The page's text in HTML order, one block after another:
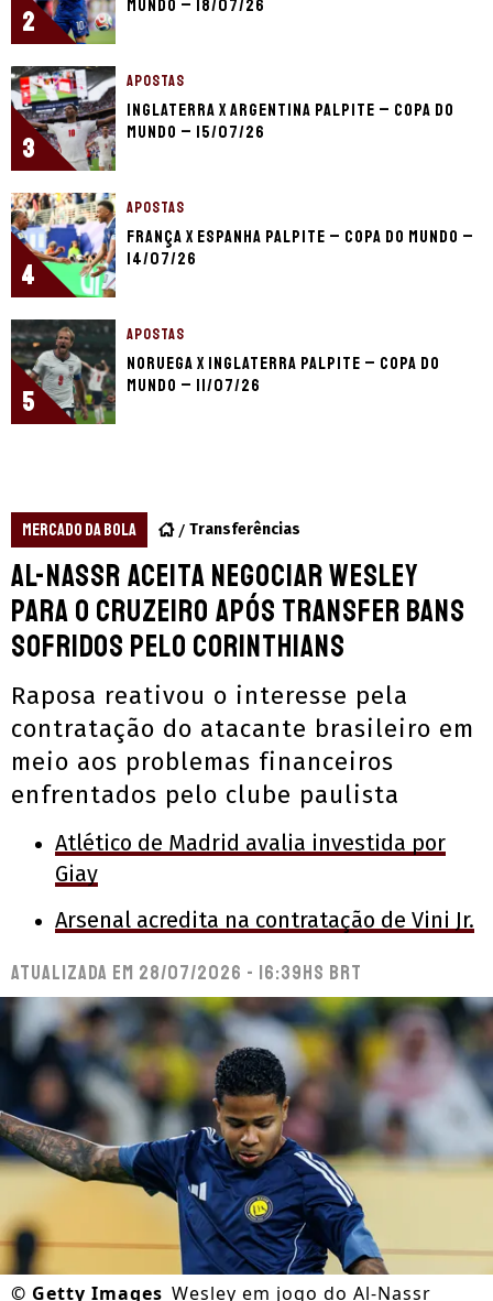
2
Mundo – 18/07/26
3
APOSTAS
Inglaterra x Argentina palpite – Copa do
Mundo – 15/07/26
4
APOSTAS
França x Espanha palpite – Copa do Mundo –
14/07/26
5
APOSTAS
Noruega x Inglaterra palpite – Copa do
Mundo – 11/07/26
MERCADO DA BOLA Transferências
Al-Nassr aceita negociar Wesley
para o Cruzeiro após transfer bans
sofridos pelo Corinthians
Raposa reativou o interesse pela
contratação do atacante brasileiro em
meio aos problemas financeiros
enfrentados pelo clube paulista
Atlético de Madrid avalia investida por
Giay
Arsenal acredita na contratação de Vini Jr.
Atualizada em 28/07/2026 - 16:39hs BRT
© Getty Images Wesley em jogo do Al-Nassr